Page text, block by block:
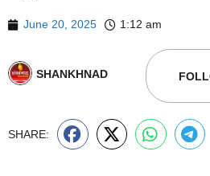
June 20, 2025 1:12 am
SHANKHNAD
SHARE: